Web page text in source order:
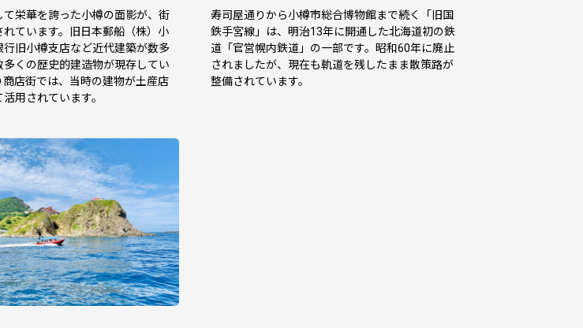
て栄華を誇った小樽の面影が、街
れています。旧日本郵船（株）小
行旧小樽支店など近代建築が数多
多くの歴史的建造物が現存してい
商店街では、当時の建物が土産店
用されています。
寿司屋通りから小樽市総合博物館まで続く「旧国
鉄手宮線」は、明治13年に開通した北海道初の鉄
道「官営幌内鉄道」の一部です。昭和60年に廃止
されましたが、現在も軌道を残したまま散策路が
整備されています。